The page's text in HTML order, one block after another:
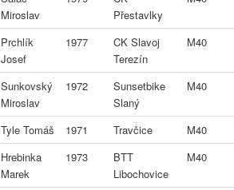
Miroslav
Přestavlky
Prchlík
Josef
1977
CK Slavoj
Terezín
M40
Sunkovský
Miroslav
1972
Sunsetbike
Slaný
M40
Tyle Tomáš 1971 Travčice
M40
Hrebinka
Marek
1973
BTT
Libochovice
M40